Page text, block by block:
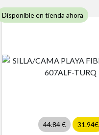
Disponible en tienda ahora
44.84€ 31.94€